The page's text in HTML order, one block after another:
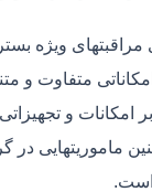
مراقبتهای ویژه
امکاناتی متفاوت و
امکانات و
ماموریتهایی در